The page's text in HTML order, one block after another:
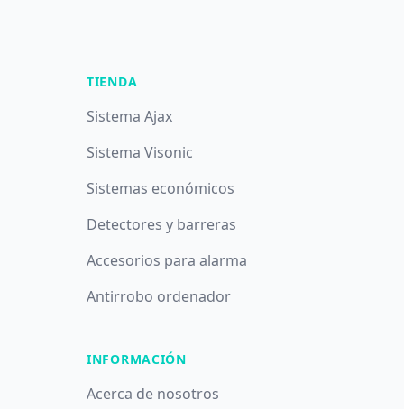
TIENDA
Sistema Ajax
Sistema Visonic
Sistemas económicos
Detectores y barreras
Accesorios para alarma
Antirrobo ordenador
INFORMACIÓN
Acerca de nosotros